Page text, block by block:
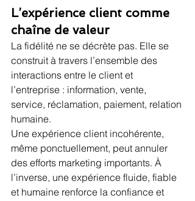
L’expérience client comme
chaîne de valeur
La fidélité ne se décrète pas. Elle se
construit à travers l’ensemble des
interactions entre le client et
l’entreprise : information, vente,
service, réclamation, paiement, relation
humaine.
Une expérience client incohérente,
même ponctuellement, peut annuler
des efforts marketing importants. À
l’inverse, une expérience fluide, fiable
et humaine renforce la confiance et